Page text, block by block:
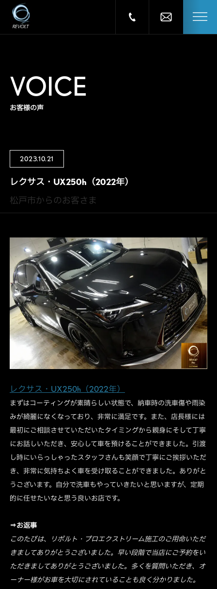
VOICE
お客様の声
2023.10.21
レクサス・UX250h（2022年）
松戸市からのお客さま
レクサス・UX250h（2022年）
まずはコーティングが素晴らしい状態で、納車時の洗車傷や雨染
みが綺麗になくなっており、非常に満足です。また、店長様には
最初にご相談させていただいたタイミングから親身にそして丁寧
にお話しいただき、安心して車を預けることができました。引渡
し時にいらっしゃったスタッフさんも笑顔で丁寧にご挨拶いただ
き、非常に気持ちよく車を受け取ることができました。ありがと
うございます。自分で洗車もやっていきたいと思いますが、定期
的に任せたいなと思う良いお店です。
⇒お返事
このたびは、リボルト・プロエクストリーム施工のご用命いただ
きましてありがとうございました。早い段階で当店にご予約をい
ただきましてありがとうございました。多くを質問いただき、オ
ーナー様がお車を大切にされていることも良く分かりました。